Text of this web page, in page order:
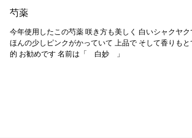
芍薬
今年使用したこの芍薬 咲き方も美しく 白いシャクヤク
ほんの少しピンクがかっていて 上品で そして香りもと
的 お勧めです 名前は「 白妙 」